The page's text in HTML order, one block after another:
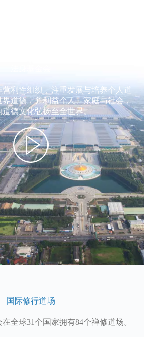
利性组织，注重发展与培养个人道
道德，并利益个人、家庭与社会，
德文化弘扬至全世界。
国际修行道场
全球31个国家拥有84个禅修道场。